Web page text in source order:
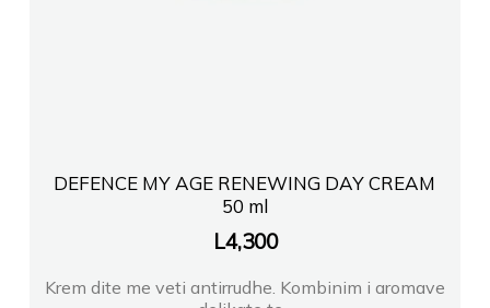
DEFENCE MY AGE RENEWING DAY CREAM
50 ml
L4,300
Krem dite me veti antirrudhe. Kombinim i aromave